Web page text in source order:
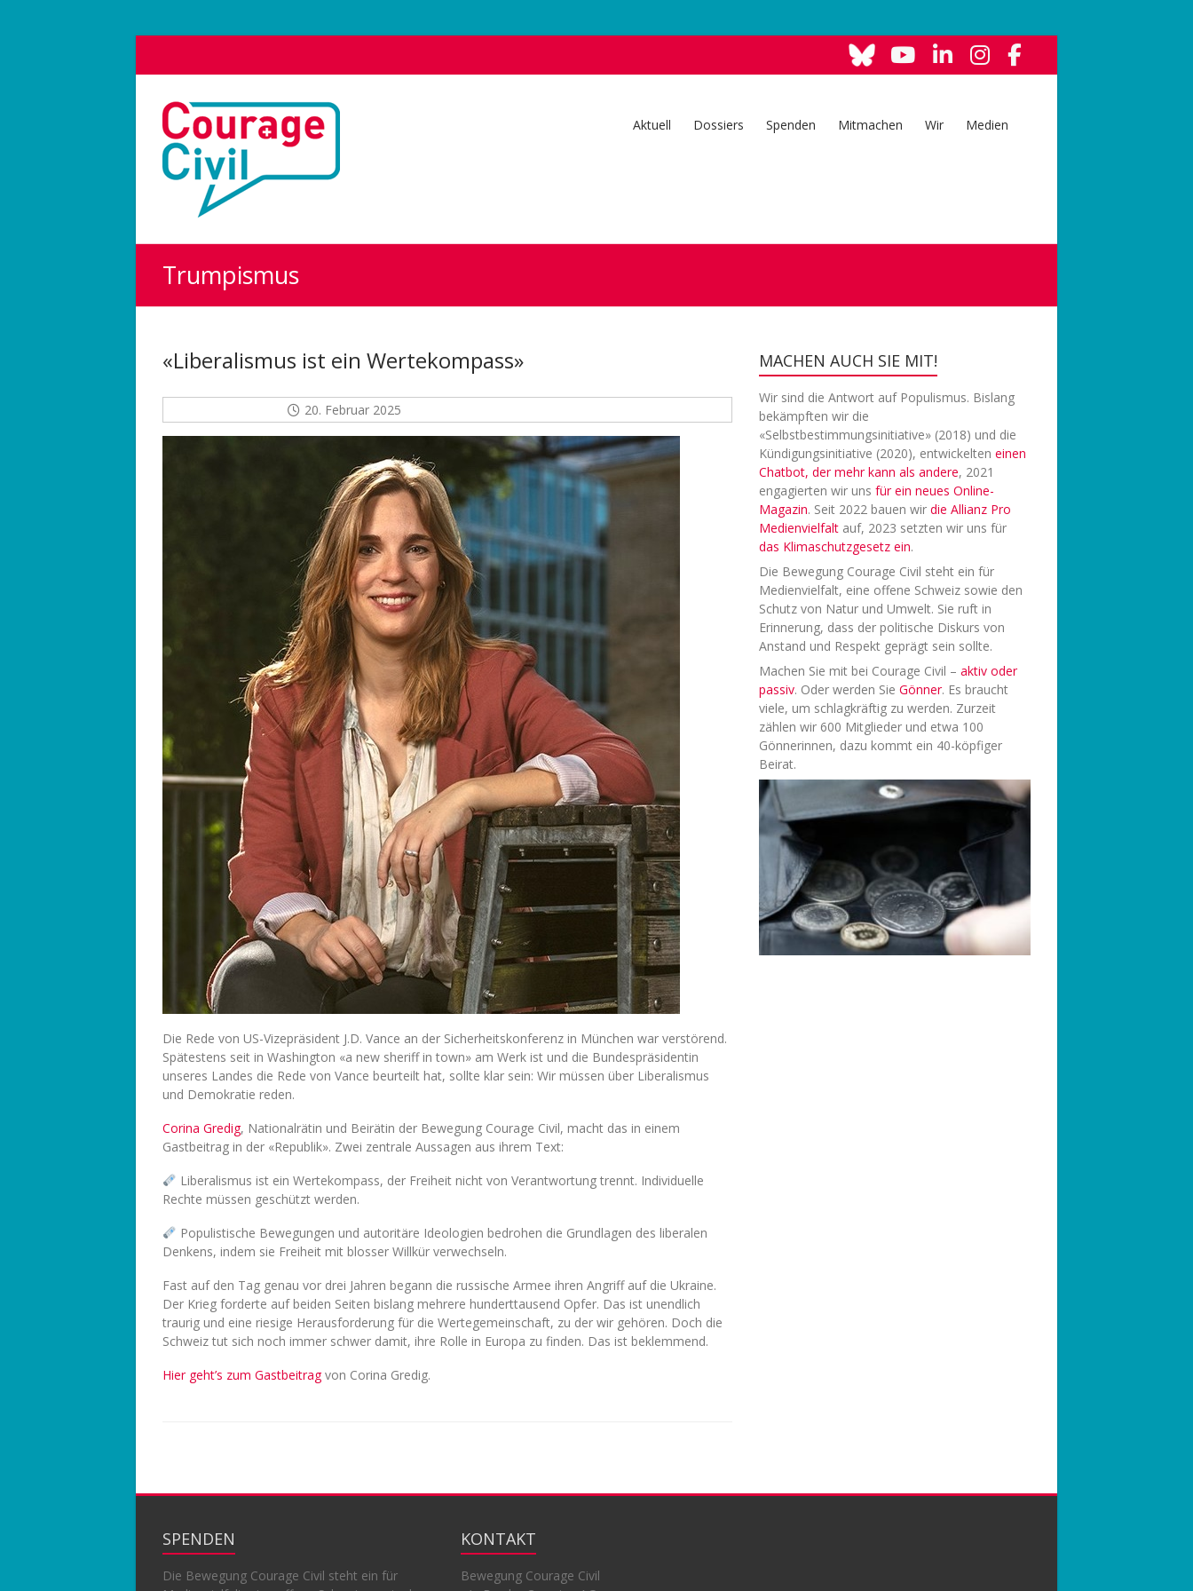
Courage
Civil
Weil
Demokratie
Aktuell Dossiers Spenden Mitmachen Wir Medien
Trumpismus
«Liberalismus ist ein Wertekompass»
20. Februar 2025
Die Rede von US-Vizepräsident J.D. Vance an der Sicherheitskonferenz in München war verstörend.
Spätestens seit in Washington «a new sheriff in town» am Werk ist und die Bundespräsidentin
unseres Landes die Rede von Vance beurteilt hat, sollte klar sein: Wir müssen über Liberalismus
und Demokratie reden.
Corina Gredig, Nationalrätin und Beirätin der Bewegung Courage Civil, macht das in einem
Gastbeitrag in der «Republik». Zwei zentrale Aussagen aus ihrem Text:
Liberalismus ist ein Wertekompass, der Freiheit nicht von Verantwortung trennt. Individuelle
Rechte müssen geschützt werden.
Populistische Bewegungen und autoritäre Ideologien bedrohen die Grundlagen des liberalen
Denkens, indem sie Freiheit mit blosser Willkür verwechseln.
Fast auf den Tag genau vor drei Jahren begann die russische Armee ihren Angriff auf die Ukraine.
Der Krieg forderte auf beiden Seiten bislang mehrere hunderttausend Opfer. Das ist unendlich
traurig und eine riesige Herausforderung für die Wertegemeinschaft, zu der wir gehören. Doch die
Schweiz tut sich noch immer schwer damit, ihre Rolle in Europa zu finden. Das ist beklemmend.
Hier geht’s zum Gastbeitragvon Corina Gredig.
MACHEN AUCH SIE MIT!
Wir sind die Antwort auf Populismus. Bislang
bekämpften wir die
«Selbstbestimmungsinitiative» (2018) und die
Kündigungsinitiative (2020), entwickelteneinen
Chatbot, der mehr kann als andere, 2021
engagierten wir unsfür ein neues Online-
Magazin. Seit 2022 bauen wirdie Allianz Pro
Medienvielfalt auf, 2023 setzten wir uns für
das Klimaschutzgesetz ein.
Die Bewegung Courage Civil steht ein für
Medienvielfalt, eine offene Schweiz sowie den
Schutz von Natur und Umwelt. Sie ruft in
Erinnerung, dass der politische Diskurs von
Anstand und Respekt geprägt sein sollte.
Machen Sie mit bei Courage Civil –aktiv oder
passiv. Oder werden SieGönner. Es braucht
viele, um schlagkräftig zu werden. Zurzeit
zählen wir 600 Mitglieder und etwa 100
Gönnerinnen, dazu kommt ein 40-köpfiger
Beirat.
SPENDEN
Die Bewegung Courage Civil steht ein für
KONTAKT
Bewegung Courage Civil